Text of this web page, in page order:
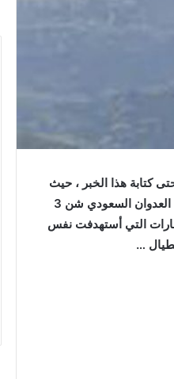
كتابة هذا الخبر ، حيث
صاحب هذا التحليق غارات على جنوب العاصمة،وأكد مصدر محلي ببلاد الروس إن طيران العدوان السعودي شن 3
التي أستهدفت نفس
…